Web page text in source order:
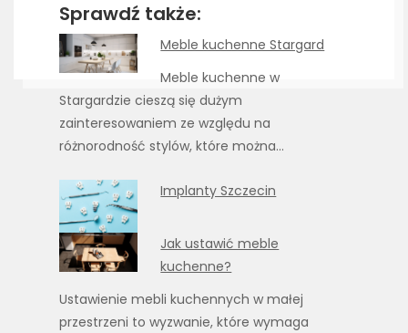
Sprawdź także:
Meble kuchenne Stargard
Meble kuchenne w
Stargardzie cieszą się dużym
zainteresowaniem ze względu na
różnorodność stylów, które można…
Implanty Szczecin
Jak ustawić meble
kuchenne?
Ustawienie mebli kuchennych w małej
przestrzeni to wyzwanie, które wymaga